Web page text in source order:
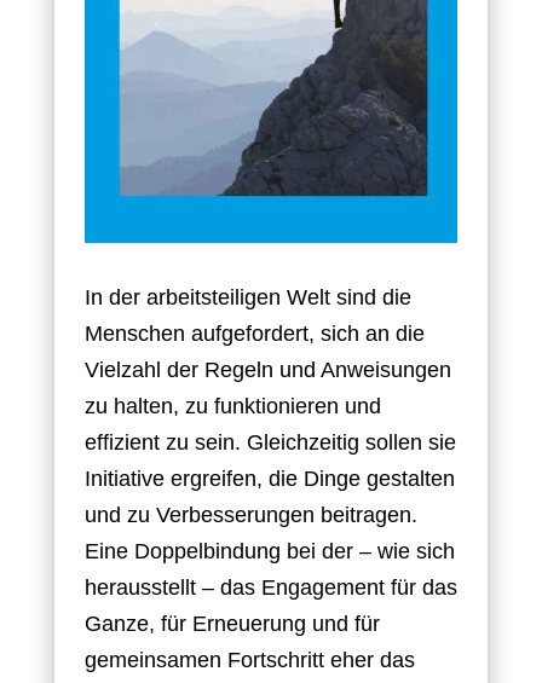
In der arbeitsteiligen Welt sind die
Menschen aufgefordert, sich an die
Vielzahl der Regeln und Anweisungen
zu halten, zu funktionieren und
effizient zu sein. Gleichzeitig sollen sie
Initiative ergreifen, die Dinge gestalten
und zu Verbesserungen beitragen.
Eine Doppelbindung bei der – wie sich
herausstellt – das Engagement für das
Ganze, für Erneuerung und für
gemeinsamen Fortschritt eher das